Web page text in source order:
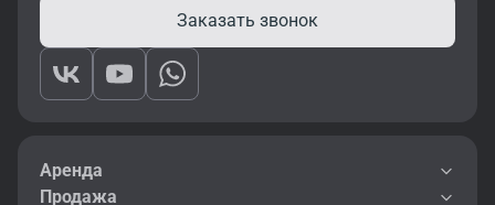
Заказать звонок
Аренда
Продажа